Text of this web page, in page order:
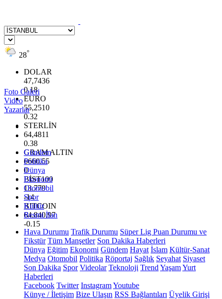
28°
DOLAR
47,7436
0.18
EURO
55,2510
0.32
STERLİN
64,4811
0.38
GRAM ALTIN
6660.55
0
BİST100
13.779
-14
BITCOIN
64.840,97
-0.15
Foto Galeri
Video
Yazarlar
Gündem
Politika
Dünya
Ekonomi
Otomobil
Spor
Kültür
Resmi İlan
Hava Durumu Trafik Durumu Süper Lig Puan Durumu ve
Fikstür Tüm Manşetler Son Dakika Haberleri
Dünya Eğitim Ekonomi Gündem Hayat İslam Kültür-Sanat
Medya Otomobil Politika Röportaj Sağlık Seyahat Siyaset
Son Dakika Spor Videolar Teknoloji Trend YaşamYurt
Haberleri
Facebook Twitter InstagramYoutube
Künye / İletişim Bize Ulaşın RSS Bağlantıları Üyelik Girişi